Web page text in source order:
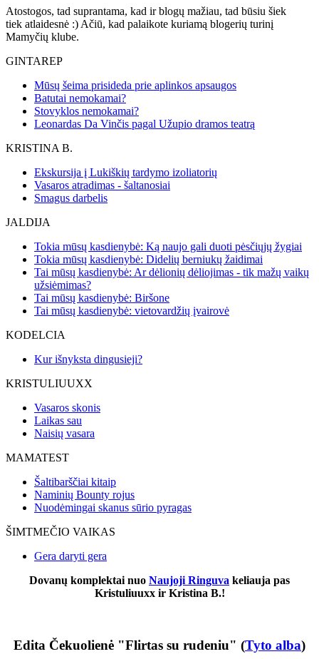
Atostogos, tad suprantama, kad ir blogų mažiau, tad būsiu šiek
tiek atlaidesnė :) Ačiū, kad palaikote kuriamą blogerių turinį
Mamyčių klube.
GINTAREP
Mūsų šeima prisideda prie aplinkos apsaugos
Batutai nemokamai?
Stovyklos nemokamai?
Leonardas Da Vinčis pagal Užupio dramos teatrą
KRISTINA B.
Ekskursija į Lukiškių tardymo izoliatorių
Vasaros atradimas - šaltanosiai
Smagus darbelis
JALDIJA
Tokia mūsų kasdienybė: Ką naujo gali duoti pėsčiųjų žygiai
Tokia mūsų kasdienybė: Didelių berniukų žaidimai
Tai mūsų kasdienybė: Ar dėlionių dėliojimas - tik mažų vaikų
užsiėmimas?
Tai mūsų kasdienybė: Biršone
Tai mūsų kasdienybė: vietovardžių įvairovė
KODELCIA
Kur išnyksta dingusieji?
KRISTULIUUXX
Vasaros skonis
Laikas sau
Naisių vasara
MAMATEST
Šaltibarščiai kitaip
Naminių Bounty rojus
Nuodėmingai skanus sūrio pyragas
ŠIMTMEČIO VAIKAS
Gera daryti gera
Dovanų komplektai nuo Naujoji Ringuva keliauja pas
Kristuliuuxx ir Kristina B.!
Edita Čekuolienė "Flirtas su rudeniu" (Tyto alba)